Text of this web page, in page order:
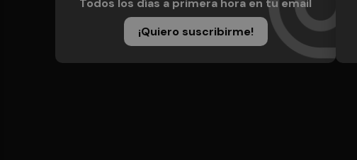
Todos los días a primera hora en tu email
¡Quiero suscribirme!